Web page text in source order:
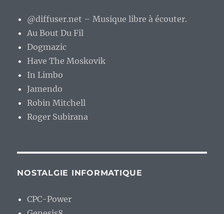
@diffuser.net – Musique libre à écouter.
Au Bout Du Fil
Dogmazic
Have The Moskovik
In Limbo
Jamendo
Robin Mitchell
Roger Subirana
NOSTALGIE INFORMATIQUE
CPC-Power